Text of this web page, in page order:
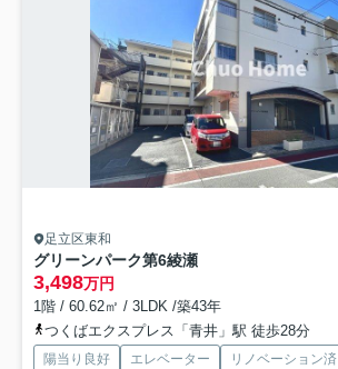
足立区東和
グリーンパーク第6綾瀬
3,498万円
1階 / 60.62㎡ / 3LDK /築43年
つくばエクスプレス「青井」駅 徒歩28分
陽当り良好 エレベーター リノベーション済